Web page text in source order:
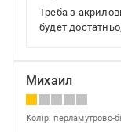
Треба з
будет
Михаил
Колір: перламутрово-